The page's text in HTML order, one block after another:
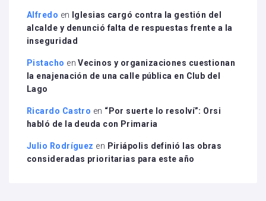
Alfredo en
Iglesias cargó contra la gestión del
alcalde y denunció falta de respuestas frente a la
inseguridad
Pistacho enVecinos y organizaciones cuestionan
la enajenación de una calle pública en Club del
Lago
Ricardo Castro en “Por suerte lo resolví”: Orsi
habló de la deuda con Primaria
Julio Rodríguez en Piriápolis definió las obras
consideradas prioritarias para este año